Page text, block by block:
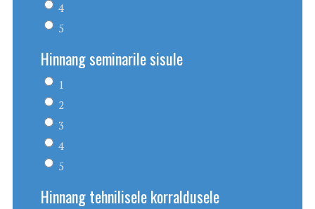
4
5
Hinnang seminarile sisule
1
2
3
4
5
Hinnang tehnilisele korraldusele